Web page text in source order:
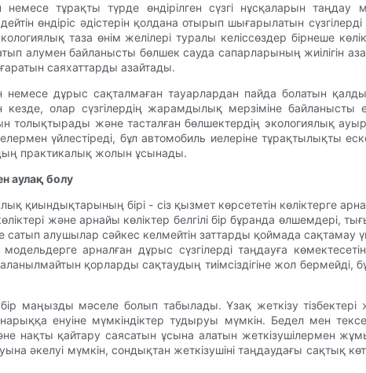
тұрақты түрде өндірілген сүзгі нұсқаларын таңдау
өндіріс әдістерін қолдана отырып шығарылатын
таза өнім желілері туралы келіссөздер бірнеше
алумен байланысты бөлшек сауда сапарларының жиілігін
саяхаттарды азайтады.
немесе дұрыс сақталмаған тауарлардан пайда болатын
кезде, олар сүзгілердің жарамдылық мерзіміне байланысты
толықтырады және тасталған бөлшектердің экологиялық
үйлестіреді, бұл автомобиль иелеріне тұрақтылықты
практикалық жолын ұсынады.
аулақ болу
қиындықтарының бірі - сіз қызмет көрсететін көліктерге
және арнайы көліктер белгілі бір бұранда өлшемдері,
сатып алушылар сәйкес келмейтін заттарды қоймада сақтамау
арналған дұрыс сүзгілерді таңдауға
қорларды сақтаудың тиімсіздігіне жол
маңызды мәселе болып табылады. Ұзақ жеткізу
нарыққа енуіне мүмкіндіктер тудыруы мүмкін. Бедел мен
нақты қайтару саясатын ұсына алатын жеткізушілермен
әкелуі мүмкін, сондықтан жеткізушіні таңдаудағы сақтық